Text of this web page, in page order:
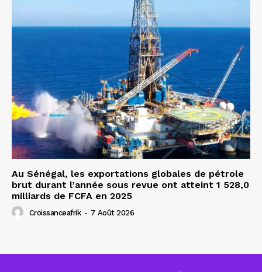
Au Sénégal, les exportations globales de pétrole
brut durant l’année sous revue ont atteint 1 528,0
milliards de FCFA en 2025
Croissanceafrik - 7 Août 2026